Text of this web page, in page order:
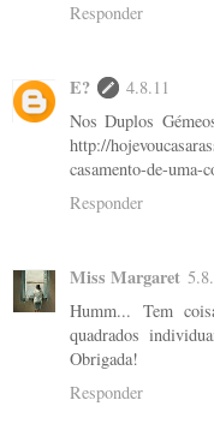
Responder
E?
4.8.11
Nos Duplos
http://
casamento-de-uma-
Responder
Miss Margaret
Humm... Tem
quadrados
Obrigada!
Responder